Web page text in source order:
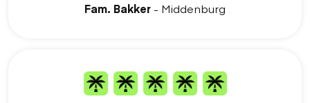
Fam. Bakker - Middenburg